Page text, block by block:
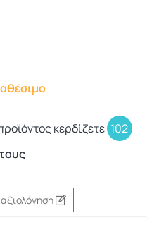
κερδίζετε 102